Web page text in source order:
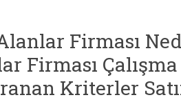
Firması
Firması Çalışma
Kriterler